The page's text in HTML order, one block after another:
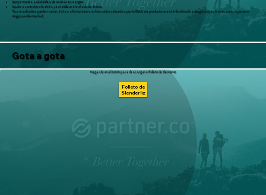
Apoya niveles saludables de azúcar en sangre.
Ayuda a controlar el estrés y estabilizar el estado de ánimo.
*Los resultados pueden variar. Estas afirmaciones no han sido evaluadas por la FDA. Este producto no está destinado a diagnosticar, tratar, curar ni prevenir
ninguna enfermedad.
Gota a gota
Haga clic en el botón para descargar el folleto de Slenderiiz
Folleto de
Slenderiiz